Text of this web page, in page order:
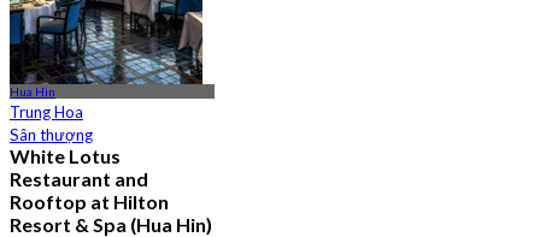
Hua Hin
Trung Hoa
Sân thượng
White Lotus
Restaurant and
Rooftop at Hilton
Resort & Spa (Hua Hin)